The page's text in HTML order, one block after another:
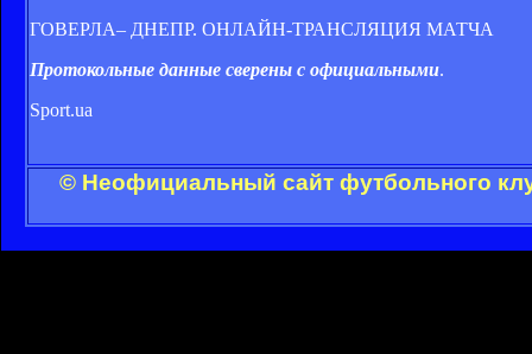
ГОВЕРЛА– ДНЕПР. ОНЛАЙН-ТРАНСЛЯЦИЯ МАТЧА
Протокольные данные сверены с официальными.
Sport.ua
© Неофициальный сайт футбольного